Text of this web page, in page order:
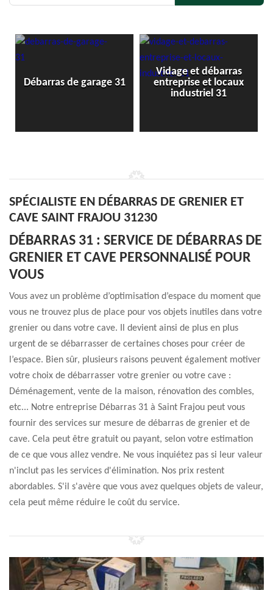
de garage 31
Vidage et débarras
entreprise et locaux
industriel 31
Débarras
SPÉCIALISTE EN DÉBARRAS DE GRENIER ET
CAVE SAINT FRAJOU 31230
DÉBARRAS 31 : SERVICE DE DÉBARRAS DE
GRENIER ET CAVE PERSONNALISÉ POUR
VOUS
Vous avez un problème d’optimisation d’espace du moment que
vous ne trouvez plus de place pour vos objets inutiles dans votre
grenier ou dans votre cave. Il devient ainsi de plus en plus
urgent de se débarrasser de certaines choses pour créer de
l’espace. Bien sûr, plusieurs raisons peuvent également motiver
votre choix de débarrasser votre grenier ou votre cave :
Déménagement, vente de la maison, rénovation des combles,
etc... Notre entreprise Débarras 31 à Saint Frajou peut vous
fournir des services sur mesure de débarras de grenier et de
cave. Cela peut être gratuit ou payant, selon votre estimation
de ce que vous allez vendre. Ne vous inquiétez pas si leur valeur
n'inclut pas les services d'élimination. Nos prix restent
abordables. S'il s'avère que vous avez quelques objets de valeur,
cela peut même réduire le coût du service.